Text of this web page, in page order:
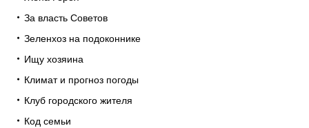
За власть Советов
Зеленхоз на подоконнике
Ищу хозяина
Климат и прогноз погоды
Клуб городского жителя
Код семьи